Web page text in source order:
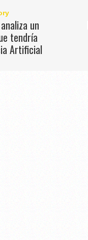
un
tendría
Artificial